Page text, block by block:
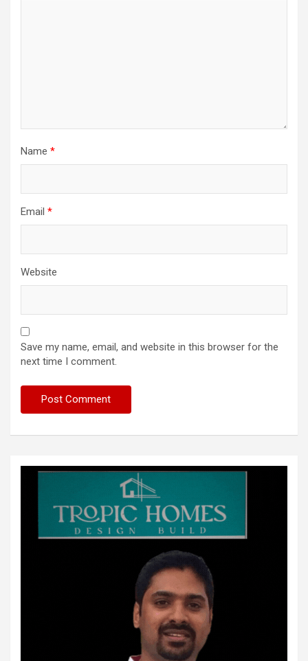
Name *
Email *
Website
Save my name, email, and website in this browser for the
next time I comment.